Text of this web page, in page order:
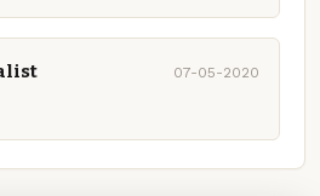
07-05-2020